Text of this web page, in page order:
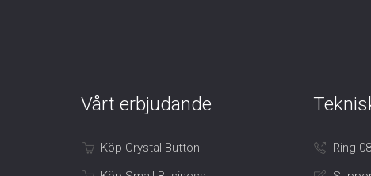
Vårt erbjudande
Köp Crystal Button
Ring